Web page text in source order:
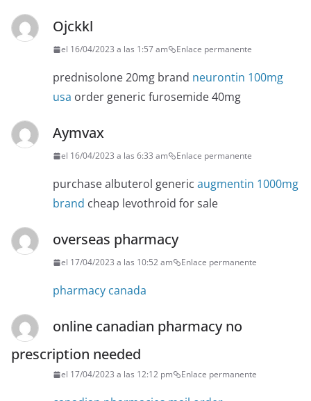
Ojckkl
el 16/04/2023 a las 1:57 am Enlace permanente
prednisolone 20mg brand neurontin 100mg
usa order generic furosemide 40mg
Aymvax
el 16/04/2023 a las 6:33 am Enlace permanente
purchase albuterol generic augmentin 1000mg
brand cheap levothroid for sale
overseas pharmacy
el 17/04/2023 a las 10:52 am Enlace permanente
pharmacy canada
online canadian pharmacy no
prescription needed
el 17/04/2023 a las 12:12 pm Enlace permanente